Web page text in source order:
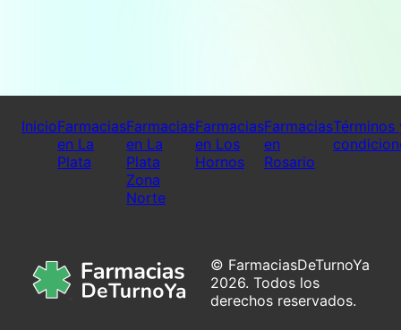
InicioFarmacias
en La
Plata
Farmacias
en La
Plata
Zona
Norte
Farmacias
en Los
Hornos
Farmacias
en
Rosario
Términos
© FarmaciasDeTurnoYa
2026. Todos los
derechos reservados.